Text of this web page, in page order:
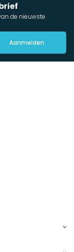
de nieuwste
Aanmelden